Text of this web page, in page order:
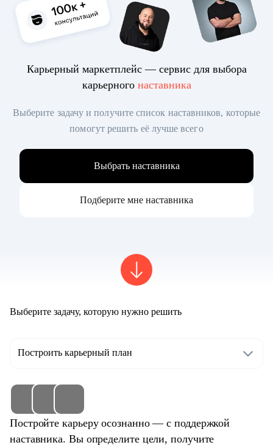
Карьерный маркетплейс — сервис для выбора
карьерного наставника
Выберите задачу и получите список наставников, которые
помогут решить её лучше всего
Выбрать наставника
Подберите мне наставника
Выберите задачу, которую нужно решить
Построить карьерный план
Постройте карьеру осознанно — с поддержкой
наставника. Вы определите цели, получите